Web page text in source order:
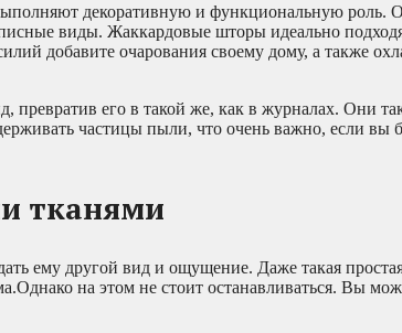
декоративную и функциональную роль.
виды. Жаккардовые шторы идеально
добавите очарования своему дому, а также
его в такой же, как в журналах. Они
частицы пыли, что очень важно, если вы
тканями
ему другой вид и ощущение. Даже такая
на этом не стоит останавливаться. Вы